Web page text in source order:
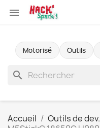

Motorisé Outils
search
Accueil Outils de dev.